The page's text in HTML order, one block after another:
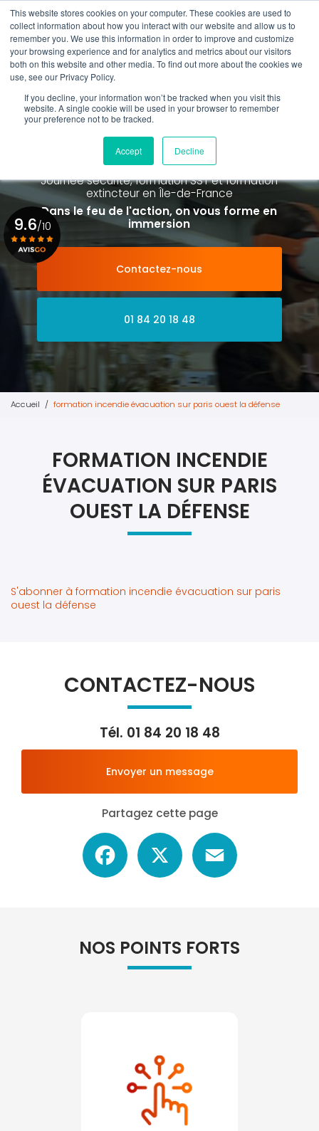
This website stores cookies on your computer. These cookies are used to
collect information about how you interact with our website and allow us to
remember you. We use this information in order to improve and customize
your browsing experience and for analytics and metrics about our visitors
both on this website and other media. To find out more about the cookies we
use, see our Privacy Policy.
If you decline, your information won’t be tracked when you visit this
website. A single cookie will be used in your browser to remember
your preference not to be tracked.
Accept Decline
Aller
au
contenu
principal
01 84 20 18 48
Rappel gratuit
Spécialiste de la formation SST et
de la Formation Incendie
à Paris La Défense depuis 2015
Journée sécurité, formation SST et formation
extincteuren Île-de-France
Dans le feu de l'action, on vous forme en
immersion
Contactez-nous
01 84 20 18 48
9.6/10
Voir le certificat
Accueil formation incendie évacuation sur paris ouest la défense
FORMATION INCENDIE
ÉVACUATION SUR PARIS
OUEST LA DÉFENSE
S'abonner à formation incendie évacuation sur paris
ouest la défense
CONTACTEZ-NOUS
Tél. 01 84 20 18 48
Envoyer un message
Partagez cette page
Facebook
NOS POINTS FORTS